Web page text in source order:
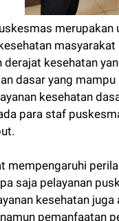
merupakan
derajat kesehatan
dasar yang
kesehatan
para staf
mempengaruhi
saja pelayanan
kesehatan
pemanfaatan